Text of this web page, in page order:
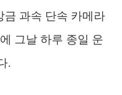
금 과속 단속 카메라
그날 하루 종일 운
.